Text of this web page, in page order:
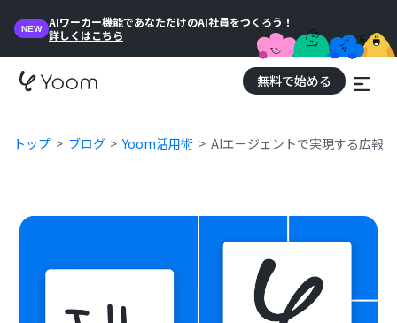
NEW
AIワーカー機能であなただけのAI社員をつくろう！
詳しくはこちら
無料で始める
トップ ブログ Yoom活用術 AIエージェントで実現する広報